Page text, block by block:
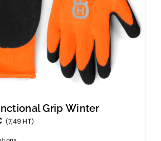
Grip Winter
(7,49 HT)